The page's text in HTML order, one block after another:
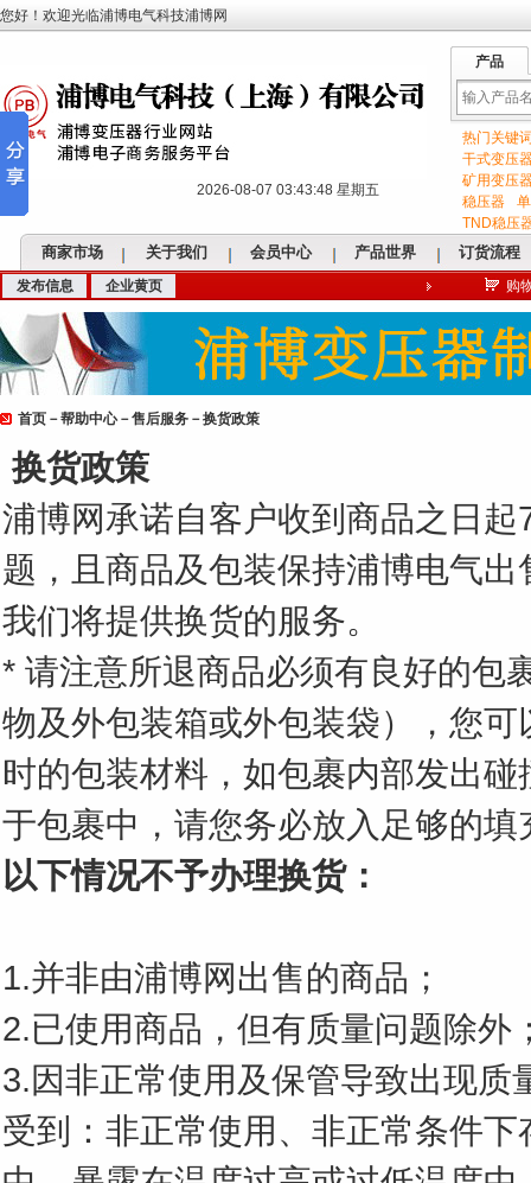
您好！欢迎光临浦博电气科技浦博网
2026-08-07 03:43:49 星期五
产品
输
键
词
热门关键
干式变压
矿用变压
稳压器
TND稳压
商家市场 关于我们 会员中心 产品世界 订货流程
发布信息 企业黄页 购
首页 －帮助中心－售后服务 －换货政策
换货政策
浦博网承诺自客户收到商品之日
题，且商品及包装保持浦博电气
我们将提供换货的服务。
* 请注意所退商品必须有良好的包
物及外包装箱或外包装袋），您
时的包装材料，如包裹内部发出
于包裹中，请您务必放入足够的填
以下情况不予办理换货：
1.并非由浦博网出售的商品；
2.已使用商品，但有质量问题除外
3.因非正常使用及保管导致出现质
受到：非正常使用、非正常条件